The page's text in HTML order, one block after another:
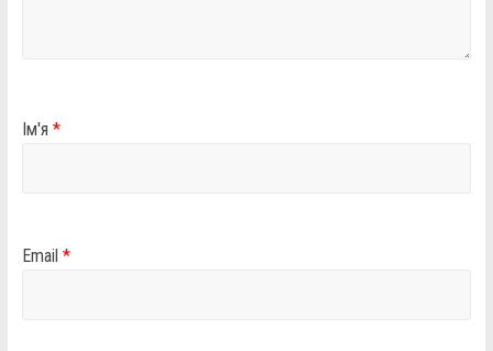
Ім'я *
Email *